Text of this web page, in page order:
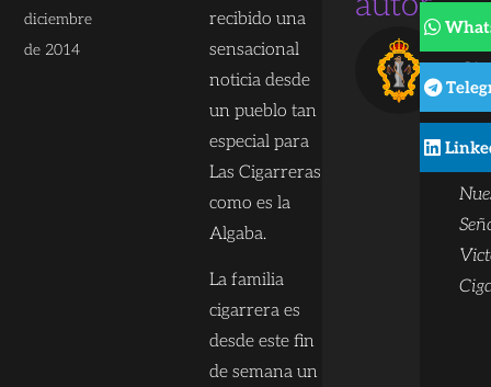
diciembre
de 2014
recibido una
sensacional
noticia desde
un pueblo tan
especial para
Las Cigarreras
como es la
Algaba.
La familia
cigarrera es
desde este fin
de semana un
Las